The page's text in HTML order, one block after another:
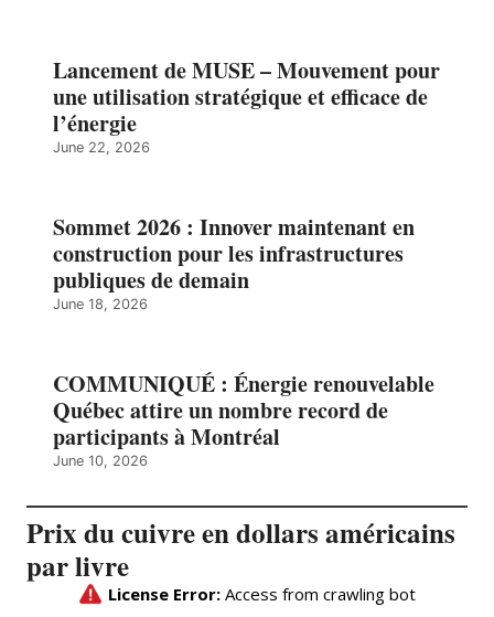
Lancement de MUSE – Mouvement pour
une utilisation stratégique et efficace de
l’énergie
June 22, 2026
Sommet 2026 : Innover maintenant en
construction pour les infrastructures
publiques de demain
June 18, 2026
COMMUNIQUÉ : Énergie renouvelable
Québec attire un nombre record de
participants à Montréal
June 10, 2026
Prix du cuivre en dollars américains
par livre